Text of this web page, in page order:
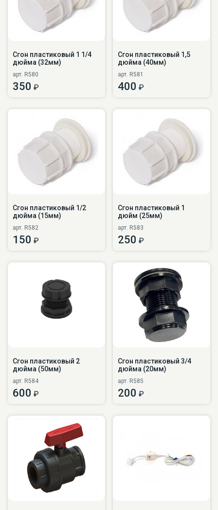
Сгон пластиковый 1 1/4
дюйма (32мм)
арт. R580
350 ₽
Сгон пластиковый 1,5
дюйма (40мм)
арт. R581
400 ₽
Сгон пластиковый 1/2
дюйма (15мм)
арт. R582
150 ₽
Сгон пластиковый 1
дюйм (25мм)
арт. R583
250 ₽
Сгон пластиковый 2
дюйма (50мм)
арт. R584
600 ₽
Сгон пластиковый 3/4
дюйма (20мм)
арт. R585
200 ₽